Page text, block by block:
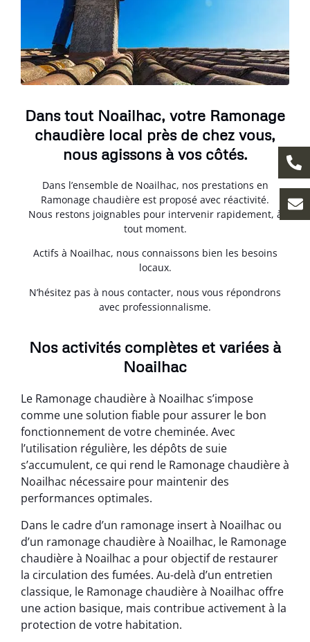
Dans tout Noailhac, votre Ramonage
chaudière local près de chez vous,
nous agissons à vos côtés.
Dans l’ensemble de Noailhac, nos prestations en
Ramonage chaudière est proposé avec réactivité.
Nous restons joignables pour intervenir rapidement, à
tout moment.
Actifs à Noailhac, nous connaissons bien les besoins
locaux.
N’hésitez pas à nous contacter, nous vous répondrons
avec professionnalisme.
Nos activités complètes et variées à
Noailhac
Le Ramonage chaudière à Noailhac s’impose
comme une solution fiable pour assurer le bon
fonctionnement de votre cheminée. Avec
l’utilisation régulière, les dépôts de suie
s’accumulent, ce qui rend le Ramonage chaudière à
Noailhac nécessaire pour maintenir des
performances optimales.
Dans le cadre d’un ramonage insert à Noailhac ou
d’un ramonage chaudière à Noailhac, le Ramonage
chaudière à Noailhac a pour objectif de restaurer
la circulation des fumées. Au-delà d’un entretien
classique, le Ramonage chaudière à Noailhac offre
une action basique, mais contribue activement à la
protection de votre habitation.